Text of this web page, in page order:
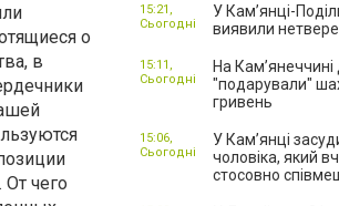
о
в
чего
У Кам’янці-
виявили
15:21,
Сьогодні
На Камʼянеччині
"подарували"
гривень
15:11,
Сьогодні
У Камʼянці
чоловіка, який
стосовно
15:06,
Сьогодні